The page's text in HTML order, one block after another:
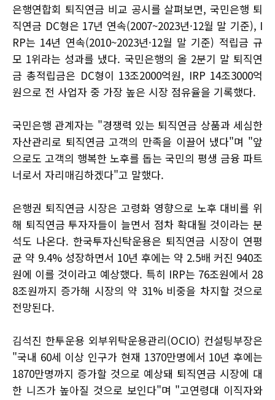
은행연합회 퇴직연금 비교 공시를 살펴보면, 국민은행 퇴
직연금 DC형은 17년 연속(2007~2023년·12월 말 기준), I
RP는 14년 연속(2010~2023년·12월 말 기준) 적립금 규
모 1위라는 성과를 냈다. 국민은행의 올 2분기 말 퇴직연
금 총적립금은 DC형이 13조2000억원, IRP 14조3000억
원으로 전 사업자 중 가장 높은 시장 점유율을 기록했다.
국민은행 관계자는 "경쟁력 있는 퇴직연금 상품과 세심한
자산관리로 퇴직연금 고객의 만족을 이끌어 냈다"며 "앞
으로도 고객의 행복한 노후를 돕는 국민의 평생 금융 파트
너로서 자리매김하겠다"고 말했다.
은행권 퇴직연금 시장은 고령화 영향으로 노후 대비를 위
해 퇴직연금 투자자들이 늘면서 점차 확대될 것이라는 분
석도 나온다. 한국투자신탁운용은 퇴직연금 시장이 연평
균 약 9.4% 성장하면서 10년 후에는 약 2.5배 커진 940조
원에 이를 것이라고 예상했다. 특히 IRP는 76조원에서 28
8조원까지 증가해 시장의 약 31% 비중을 차지할 것으로
전망된다.
김석진 한투운용 외부위탁운용관리(OCIO) 컨설팅부장은
"국내 60세 이상 인구가 현재 1370만명에서 10년 후에는
1870만명까지 증가할 것으로 예상돼 퇴직연금 시장에 대
한 니즈가 높아질 것으로 보인다"며 "고연령대 이직자와